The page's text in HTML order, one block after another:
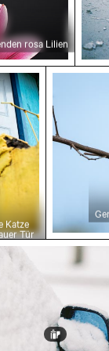
rosa Lilien
rote Katze
Katze
Tür
eines